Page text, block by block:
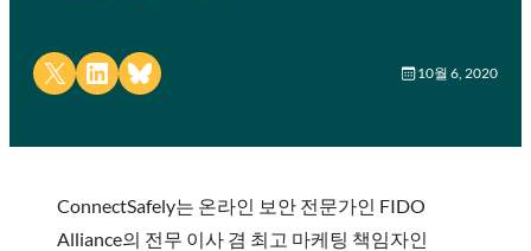
Share on X Share on LinkedIn
Share on Bluesky 10월 6, 2020
ConnectSafely는 온라인 보안 전문가인 FIDO
Alliance의 전무 이사 겸 최고 마케팅 책임자인